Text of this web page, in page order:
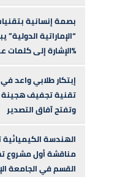
بصمة إنسانية
“الإماراتية
الإشارة إلى كلمات عربية بدقة 95%
إبتكار طلابي واعد
تقنية تجفيف هجينة
وتفتح آفاق التصدير
الهندسة
مناقشة أول مشروع
القسم في الجامعة